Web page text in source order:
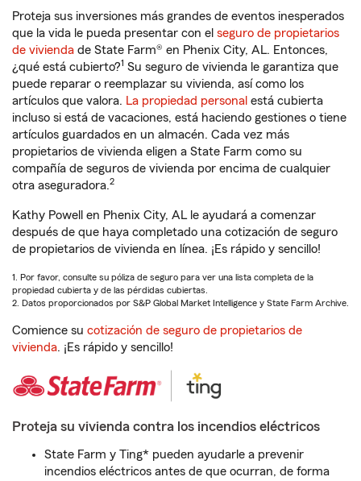
Proteja sus inversiones más grandes de eventos inesperados
que la vida le pueda presentar con el seguro de propietarios
de vivienda de State Farm® en Phenix City, AL. Entonces,
¿qué está cubierto?1 Su seguro de vivienda le garantiza que
puede reparar o reemplazar su vivienda, así como los
artículos que valora. La propiedad personal está cubierta
incluso si está de vacaciones, está haciendo gestiones o tiene
artículos guardados en un almacén. Cada vez más
propietarios de vivienda eligen a State Farm como su
compañía de seguros de vivienda por encima de cualquier
otra aseguradora.2
Kathy Powell en Phenix City, AL le ayudará a comenzar
después de que haya completado una cotización de seguro
de propietarios de vivienda en línea. ¡Es rápido y sencillo!
1. Por favor, consulte su póliza de seguro para ver una lista completa de la
propiedad cubierta y de las pérdidas cubiertas.
2. Datos proporcionados por S&P Global Market Intelligence y State Farm Archive.
Comience su cotización de seguro de propietarios de
vivienda. ¡Es rápido y sencillo!
Proteja su vivienda contra los incendios eléctricos
State Farm y Ting* pueden ayudarle a prevenir
incendios eléctricos antes de que ocurran, de forma